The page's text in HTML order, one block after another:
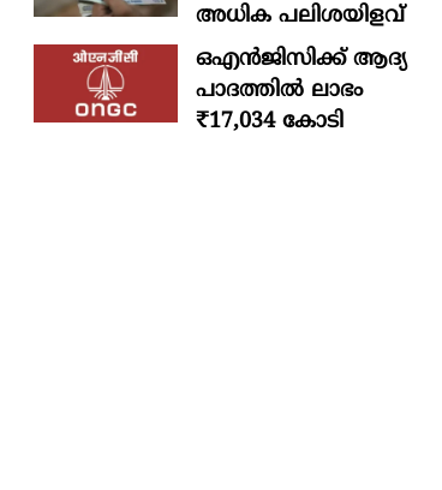
അധിക പലിശയിളവ്
ഒഎന്‍ജിസിക്ക് ആദ്യ
പാദത്തില്‍ ലാഭം
₹17,034 കോടി